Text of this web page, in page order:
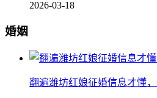
2026-03-18
婚姻
翻遍潍坊红娘征婚信息才懂